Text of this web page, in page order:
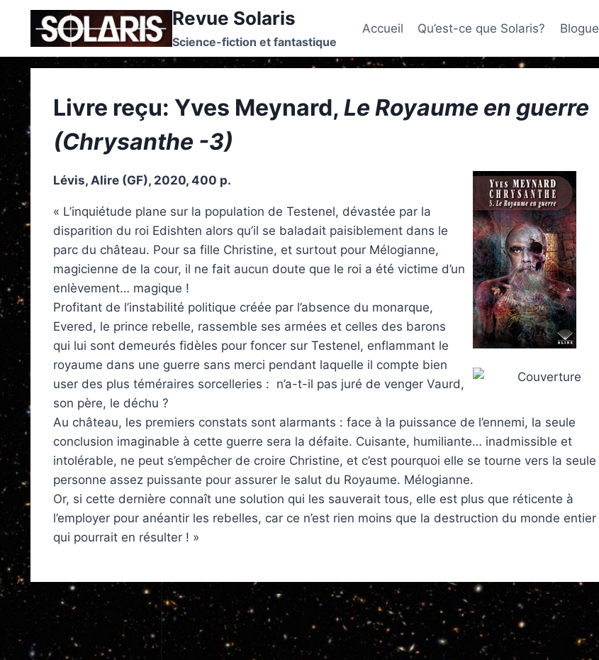
content
Revue Solaris
Science-fiction et fantastique
Accueil Qu’est-ce que Solaris? Blogue
Livre reçu: Yves Meynard, Le Royaume en guerre
(Chrysanthe -3)
Lévis, Alire (GF), 2020, 400 p.
« L’inquiétude plane sur la population de Testenel, dévastée par la
disparition du roi Edishten alors qu’il se baladait paisiblement dans le
parc du château. Pour sa fille Christine, et surtout pour Mélogianne,
magicienne de la cour, il ne fait aucun doute que le roi a été victime d’un
enlèvement… magique !
Profitant de l’instabilité politique créée par l’absence du monarque,
Evered, le prince rebelle, rassemble ses armées et celles des barons
qui lui sont demeurés fidèles pour foncer sur Testenel, enflammant le
royaume dans une guerre sans merci pendant laquelle il compte bien
user des plus téméraires sorcelleries : n’a-t-il pas juré de venger Vaurd,
son père, le déchu ?
Au château, les premiers constats sont alarmants : face à la puissance de l’ennemi, la seule
conclusion imaginable à cette guerre sera la défaite. Cuisante, humiliante… inadmissible et
intolérable, ne peut s’empêcher de croire Christine, et c’est pourquoi elle se tourne vers la seule
personne assez puissante pour assurer le salut du Royaume. Mélogianne.
Or, si cette dernière connaît une solution qui les sauverait tous, elle est plus que réticente à
l’employer pour anéantir les rebelles, car ce n’est rien moins que la destruction du monde entier
qui pourrait en résulter ! »